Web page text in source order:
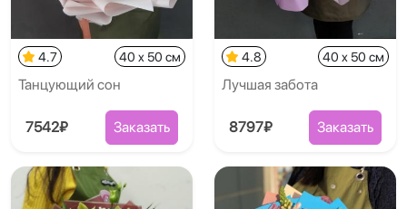
4.7 40 x 50 см
Танцующий сон
7542₽ Заказать
4.8 40 x 50 см
Лучшая забота
8797₽ Заказать